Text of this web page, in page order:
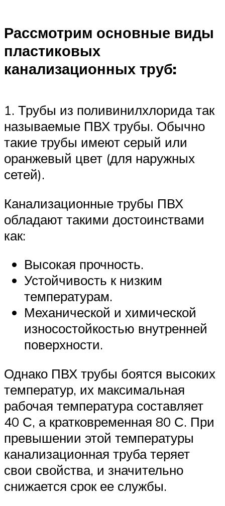
Рассмотрим основные виды
пластиковых
канализационных труб:
1. Трубы из поливинилхлорида так
называемые ПВХ трубы. Обычно
такие трубы имеют серый или
оранжевый цвет (для наружных
сетей).
Канализационные трубы ПВХ
обладают такими достоинствами
как:
Высокая прочность.
Устойчивость к низким
температурам.
Механической и химической
износостойкостью внутренней
поверхности.
Однако ПВХ трубы боятся высоких
температур, их максимальная
рабочая температура составляет
40 С, а кратковременная 80 С. При
превышении этой температуры
канализационная труба теряет
свои свойства, и значительно
снижается срок ее службы.